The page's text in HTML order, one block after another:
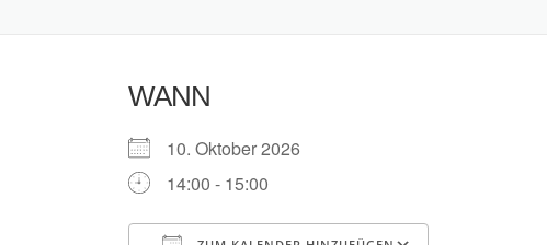
WANN
10. Oktober 2026
14:00 - 15:00